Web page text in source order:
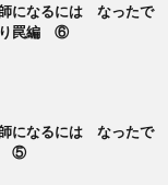
になるには なった
り罠編 ⑥
になるには なったで
⑤